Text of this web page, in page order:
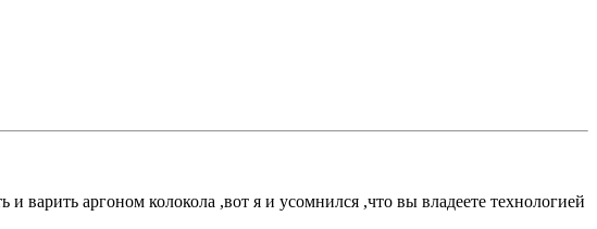
варить аргоном колокола ,вот я и усомнился ,что вы владеете технологией